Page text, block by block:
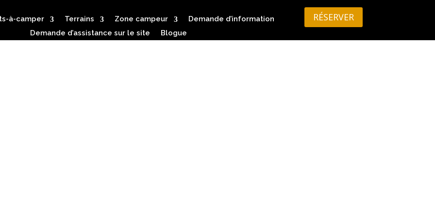
à-camper Terrains Zone campeur
Demande d’information
Demande d’assistance sur le site
Blogue
RÉSERVER